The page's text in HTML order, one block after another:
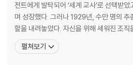
전트에게 발탁되어 ‘세계 교사’로 선택받
며 성장했다. 그러나 1929년, 수만 명의 추
할을 내려놓았다. 자신을 위해 세워진 조직
반환하며 선언했다. “진리는 길이 없는 땅
에도, 어떤 종교에도, 어떤 국가에도 속하
펼쳐보기